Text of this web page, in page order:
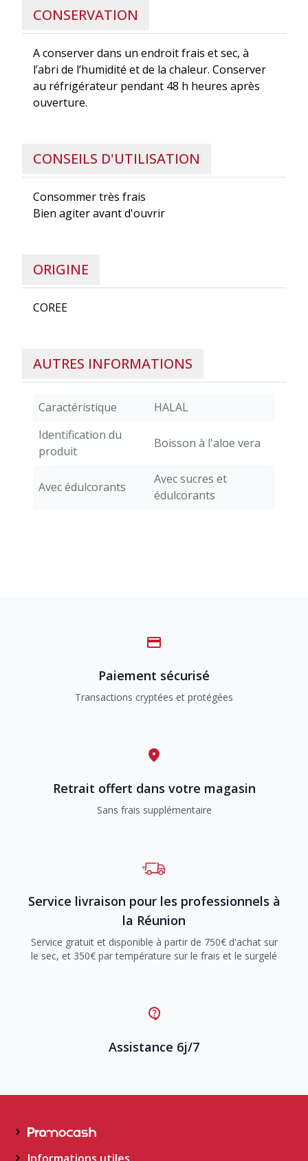
CONSERVATION
A conserver dans un endroit frais et sec, à
l’abri de l’humidité et de la chaleur. Conserver
au réfrigérateur pendant 48 h heures après
ouverture.
CONSEILS D'UTILISATION
Consommer très frais
Bien agiter avant d'ouvrir
ORIGINE
COREE
AUTRES INFORMATIONS
Caractéristique
HALAL
Identification du
produit
Boisson à l'aloe vera
Avec édulcorants
Avec sucres et
édulcorants
Paiement sécurisé
Transactions cryptées et protégées
Retrait offert dans votre magasin
Sans frais supplémentaire
Service livraison pour les professionnels à
la Réunion
Service gratuit et disponible à partir de 750€ d'achat sur
le sec, et 350€ par température sur le frais et le surgelé
Assistance 6j/7